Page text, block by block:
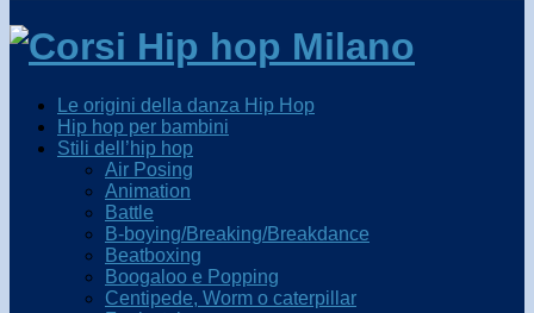
Le origini della danza Hip Hop
Hip hop per bambini
Stili dell’hip hop
Air Posing
Animation
Battle
B-boying/Breaking/Breakdance
Beatboxing
Boogaloo e Popping
Centipede, Worm o caterpillar